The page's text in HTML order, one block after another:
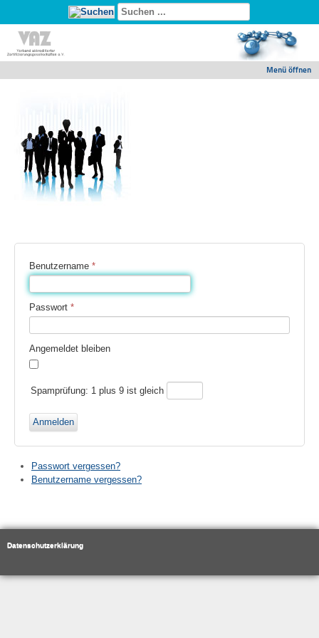
Menü öffnen
Benutzername *
Passwort *
Angemeldet bleiben
Spamprüfung: 1 plus 9 ist gleich
Anmelden
Passwort vergessen?
Benutzername vergessen?
Datenschutzerklärung